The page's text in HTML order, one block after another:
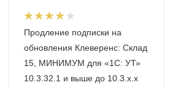
Продление подписки на
обновления Клеверенс: Склад
15, МИНИМУМ для «1С: УТ»
10.3.32.1 и выше до 10.3.x.x